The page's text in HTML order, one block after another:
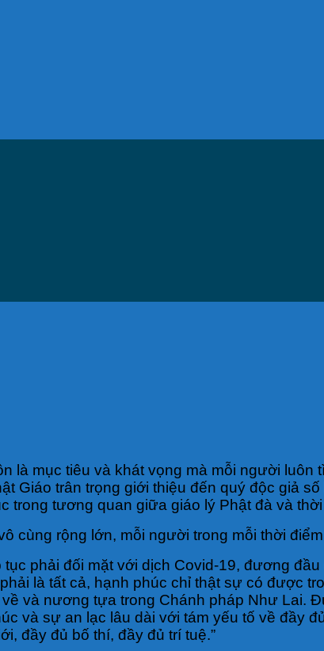
là mục tiêu và khát vọng mà mỗi người
Giáo trân trọng giới thiệu đến quý độc giả
trong tương quan giữa giáo lý Phật đà và
cùng rộng lớn, mỗi người trong mỗi thời
phải đối mặt với dịch Covid-19, đương
là tất cả, hạnh phúc chỉ thật sự có được
và nương tựa trong Chánh pháp Như Lai.
và sự an lạc lâu dài với tám yếu tố về đầy
đầy đủ bố thí, đầy đủ trí tuệ.”